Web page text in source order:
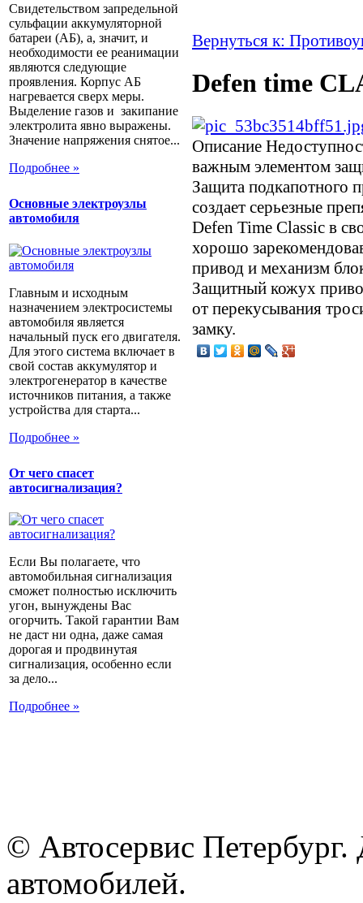
Свидетельством запредельной
сульфации аккумуляторной
батареи (АБ), а, значит, и
необходимости ее реанимации
являются следующие
проявления. Корпус АБ
нагревается сверх меры.
Выделение газов и закипание
электролита явно выражены.
Значение напряжения снятое...
Подробнее »
Основные электроузлы
автомобиля
Главным и исходным
назначением электросистемы
автомобиля является
начальный пуск его двигателя.
Для этого система включает в
свой состав аккумулятор и
электрогенератор в качестве
источников питания, а также
устройства для старта...
Подробнее »
От чего спасет
автосигнализация?
Если Вы полагаете, что
автомобильная сигнализация
сможет полностью исключить
угон, вынуждены Вас
огорчить. Такой гарантии Вам
не даст ни одна, даже самая
дорогая и продвинутая
сигнализация, особенно если
за дело...
Подробнее »
Вернуться к:
Defen time
Описание
важным элементом
Защита подкапотного
создает серьезные
Defen Time Classic в
хорошо
привод и механизм
Защитный кожух
от перекусывания
замку.
© Автосервис
автомобилей.